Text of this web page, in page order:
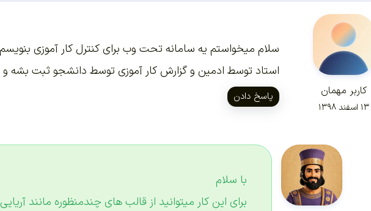
کاربر مهمان
۱۳ اسفند ۱۳۹۸
سلام میخواستم یه سامانه تحت وب برای کنترل کار آموزی
استاد توسط ادمین و گزارش کار آموزی توسط دانشجو ثبت بشه و
پاسخ دادن
با سلام
برای این کار میتوانید از قالب های چندمنظوره مانند